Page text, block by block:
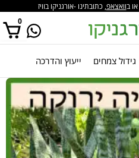
או בוואצאפ, כתובתינו -אורגניקו בוויז
0
אין מוצרים בסל הקניות.גידול צמחים ייעוץ והדרכה